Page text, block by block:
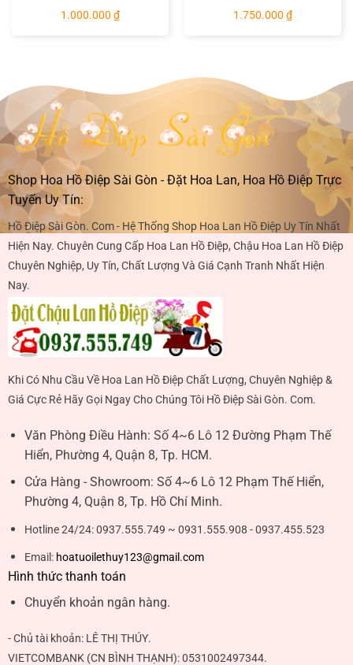
1.000.000 ₫ 1.750.000 ₫
Shop Hoa Hồ Điệp Sài Gòn - Đặt Hoa Lan, Hoa Hồ Điệp Trực
Tuyến Uy Tín:
Hồ Điệp Sài Gòn. Com - Hệ Thống Shop Hoa Lan Hồ Điệp Uy Tín Nhất
Hiện Nay. Chuyên Cung Cấp Hoa Lan Hồ Điệp, Chậu Hoa Lan Hồ Điệp
Chuyên Nghiệp, Uy Tín, Chất Lượng Và Giá Cạnh Tranh Nhất Hiện
Nay.
Khi Có Nhu Cầu Về Hoa Lan Hồ Điệp Chất Lượng, Chuyên Nghiệp &
Giá Cực Rẻ Hãy Gọi Ngay Cho Chúng Tôi Hồ Điệp Sài Gòn. Com.
Văn Phòng Điều Hành: Số 4~6 Lô 12 Đường Phạm Thế
Hiển, Phường 4, Quận 8, Tp. HCM.
Cửa Hàng - Showroom: Số 4~6 Lô 12 Phạm Thế Hiển,
Phường 4, Quận 8, Tp. Hồ Chí Minh.
Hotline 24/24:0937.555.749 ~ 0931.555.908 - 0937.455.523
Email: hoatuoilethuy123@gmail.com
Hình thức thanh toán
Chuyển khoản ngân hàng.
- Chủ tài khoản: LÊ THỊ THÚY.
VIETCOMBANK (CN BÌNH THẠNH):0531002497344.